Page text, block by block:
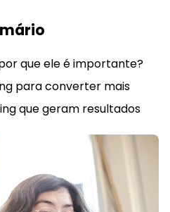
que ele é importante?
para converter mais
que geram resultados